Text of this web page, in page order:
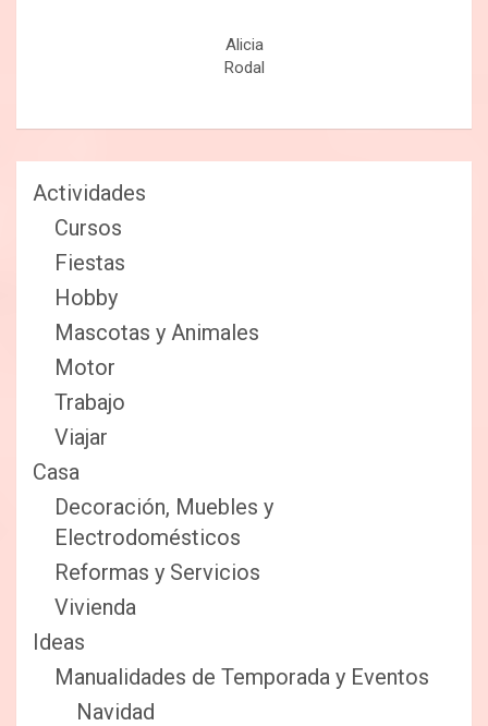
Alicia
Rodal
Actividades
Cursos
Fiestas
Hobby
Mascotas y Animales
Motor
Trabajo
Viajar
Casa
Decoración, Muebles y
Electrodomésticos
Reformas y Servicios
Vivienda
Ideas
Manualidades de Temporada y Eventos
Navidad